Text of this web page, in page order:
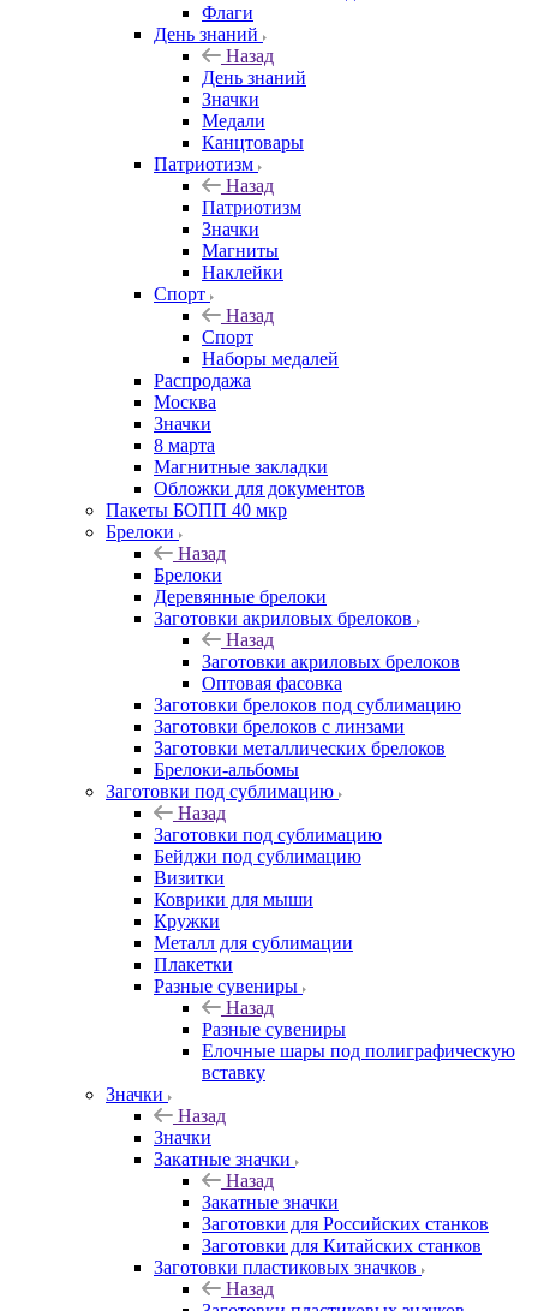
Флаги
День знаний
Назад
День знаний
Значки
Медали
Канцтовары
Патриотизм
Назад
Патриотизм
Значки
Магниты
Наклейки
Спорт
Назад
Спорт
Наборы медалей
Распродажа
Москва
Значки
8 марта
Магнитные закладки
Обложки для документов
Пакеты БОПП 40 мкр
Брелоки
Назад
Брелоки
Деревянные брелоки
Заготовки акриловых брелоков
Назад
Заготовки акриловых брелоков
Оптовая фасовка
Заготовки брелоков под сублимацию
Заготовки брелоков с линзами
Заготовки металлических брелоков
Брелоки-альбомы
Заготовки под сублимацию
Назад
Заготовки под сублимацию
Бейджи под сублимацию
Визитки
Коврики для мыши
Кружки
Металл для сублимации
Плакетки
Разные сувениры
Назад
Разные сувениры
Елочные шары под полиграфическую
вставку
Значки
Назад
Значки
Закатные значки
Назад
Закатные значки
Заготовки для Российских станков
Заготовки для Китайских станков
Заготовки пластиковых значков
Назад